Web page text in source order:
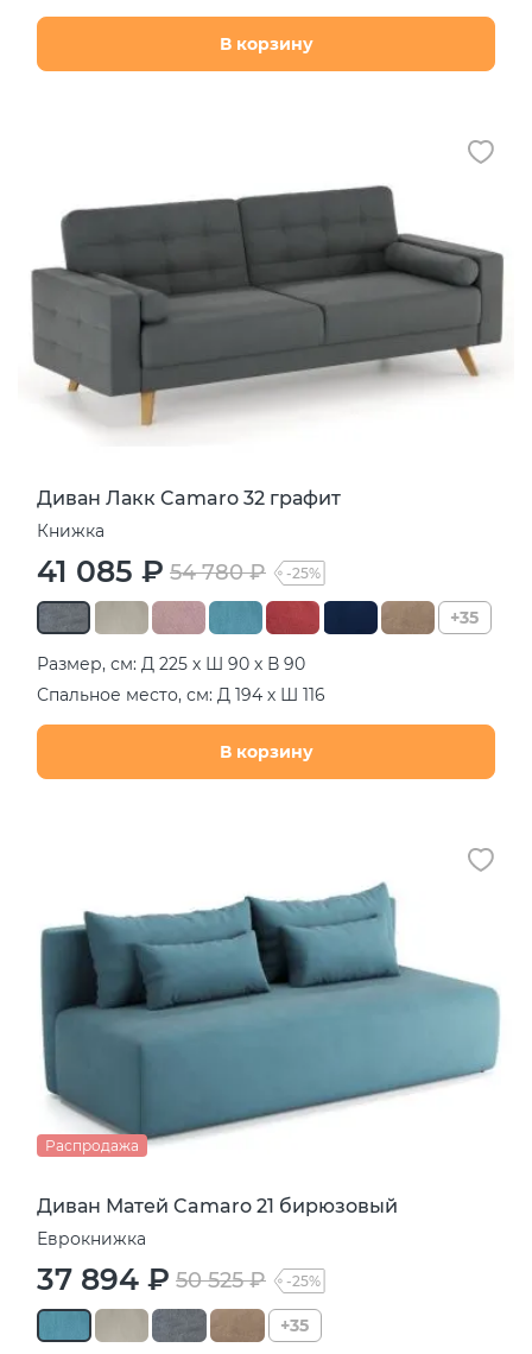
В корзину
Диван Лакк Camaro 32 графит
Книжка
41 085 ₽ 54 780 ₽ -25%
+35
Размер, см: Д 225 х Ш 90 х В 90
Спальное место, см: Д 194 х Ш 116
В корзину
Распродажа
Диван Матей Camaro 21 бирюзовый
Еврокнижка
37 894 ₽ 50 525 ₽ -25%
+35